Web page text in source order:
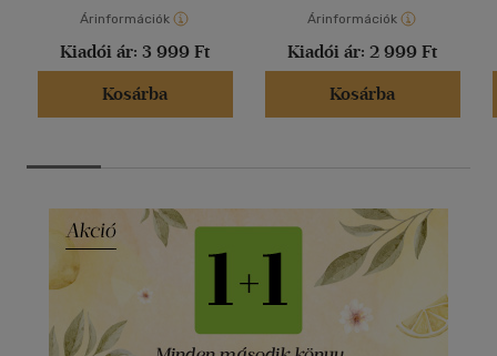
Árinformációk
Kiadói ár: 3 999 Ft
Kosárba
Árinformációk
Kiadói ár: 2 999 Ft
Kosárba